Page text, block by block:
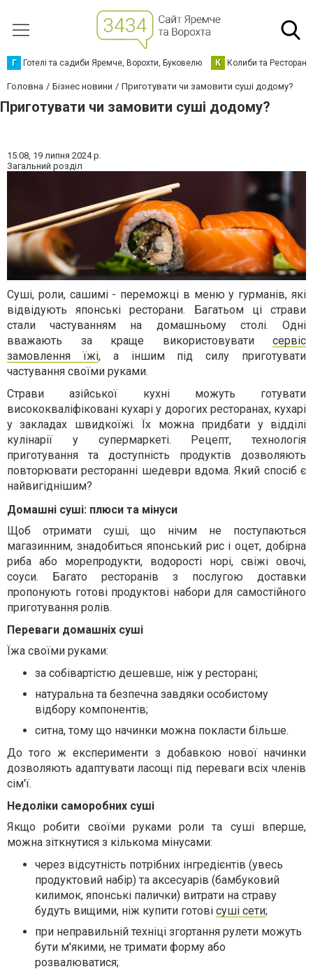
Г Готелі та садиби Яремче, Ворохти, Буковелю К Колиби та Ресторани
Головна Бізнес новини Приготувати чи замовити суші додому?
Приготувати чи замовити суші додому?
15:08, 19 липня 2024 р.
Загальний розділ
Суші, роли, сашимі - переможці в меню у гурманів, які
відвідують японські ресторани. Багатьом ці страви
стали частуванням на домашньому столі. Одні
вважають за краще використовувати сервіс
замовлення їжі, а іншим під силу приготувати
частування своїми руками.
Страви азійської кухні можуть готувати
висококваліфіковані кухарі у дорогих ресторанах, кухарі
у закладах швидкоїжі. Їх можна придбати у відділі
кулінарії у супермаркеті. Рецепт, технологія
приготування та доступність продуктів дозволяють
повторювати ресторанні шедеври вдома. Який спосіб є
найвигіднішим?
Домашні суші: плюси та мінуси
Щоб отримати суші, що нічим не поступаються
магазинним, знадобиться японський рис і оцет, добірна
риба або морепродукти, водорості норі, свіжі овочі,
соуси. Багато ресторанів з послугою доставки
пропонують готові продуктові набори для самостійного
приготування ролів.
Переваги домашніх суші
Їжа своїми руками:
за собівартістю дешевше, ніж у ресторані;
натуральна та безпечна завдяки особистому
відбору компонентів;
ситна, тому що начинки можна покласти більше.
До того ж експерименти з добавкою нової начинки
дозволяють адаптувати ласощі під переваги всіх членів
сім'ї.
Недоліки саморобних суші
Якщо робити своїми руками роли та суші вперше,
можна зіткнутися з кількома мінусами:
через відсутність потрібних інгредієнтів (увесь
продуктовий набір) та аксесуарів (бамбуковий
килимок, японські палички) витрати на страву
будуть вищими, ніж купити готові суші сети;
при неправильній техніці згортання рулети можуть
бути м'якими, не тримати форму або
розвалюватися;